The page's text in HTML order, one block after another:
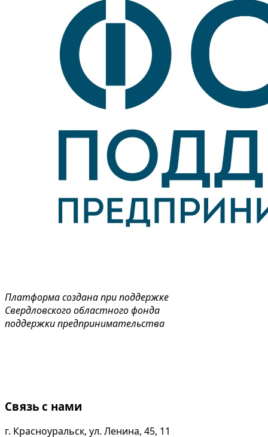
Личный кабинет
Управляйте объявлениями, отслеживайте
публикации и получайте сообщения
Войти или зарегистрироваться
Платформа создана при поддержке
Свердловского областного фонда
поддержки предпринимательства
Связь с нами
г. Красноуральск, ул. Ленина, 45, 11